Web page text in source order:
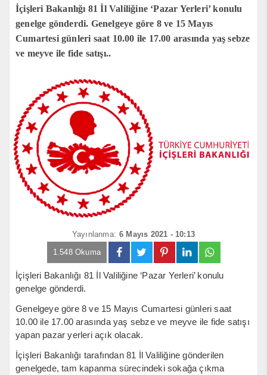
İçişleri Bakanlığı 81 İl Valiliğine ‘Pazar Yerleri’ konulu
genelge gönderdi. Genelgeye göre 8 ve 15 Mayıs
Cumartesi günleri saat 10.00 ile 17.00 arasında yaş sebze
ve meyve ile fide satışı..
Yayınlanma: 6 Mayıs 2021 - 10:13
1.548 Okuma
İçişleri Bakanlığı 81 İl Valiliğine ‘Pazar Yerleri’ konulu
genelge gönderdi.
Genelgeye göre 8 ve 15 Mayıs Cumartesi günleri saat
10.00 ile 17.00 arasında yaş sebze ve meyve ile fide satışı
yapan pazar yerleri açık olacak.
İçişleri Bakanlığı tarafından 81 İl Valiliğine gönderilen
genelgede, tam kapanma sürecindeki sokağa çıkma